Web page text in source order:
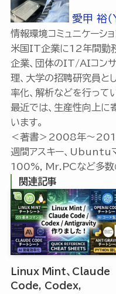
愛甲 裕
情報環境コミュニケーシ
米国IT企業に12年間勤
企業、団体のIT/AIコンサ
理、大学の招聘研究員と
率化、解析などを行って
最近では、生産性向上に
います。
＜著書＞2008年〜2015
週間アスキー、
100%, Mr.PCなど多数
関連記事
Linux Mint、Claude
Code, Codex,